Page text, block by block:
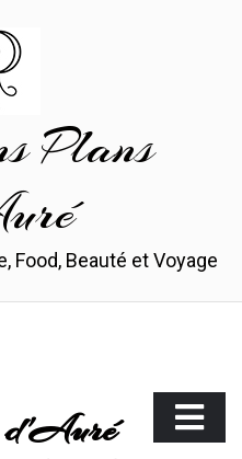
Plans
Food, Beauté et Voyage
d'Auré